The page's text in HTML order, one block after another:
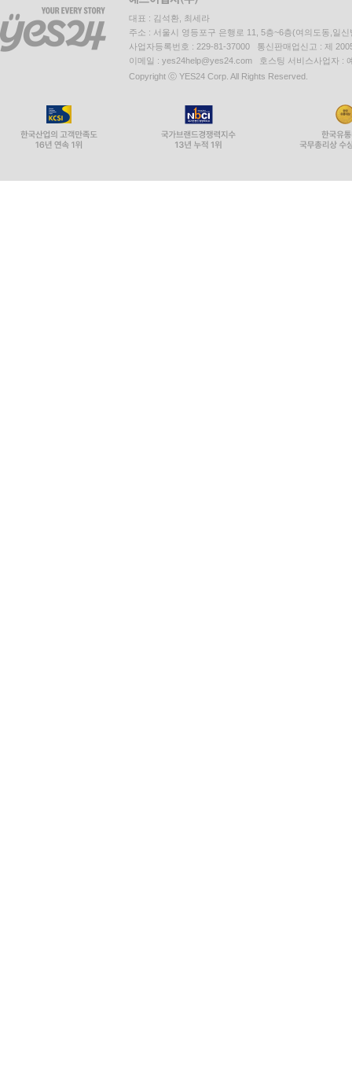
대표 : 김석환, 최세라
주소 : 서울시 영등포구 은행로 11, 5층~6층(여의도동,일신
사업자등록번호 : 229-81-37000 통신판매업신고 : 제
이메일 : yes24help@yes24.com 호스팅 서비스사업자 :
Copyright ⓒ YES24 Corp. All Rights Reserved.